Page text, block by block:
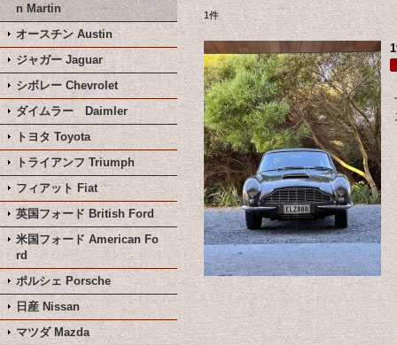
n Martin
オースチン Austin
ジャガー Jaguar
シボレー Chevrolet
ダイムラー Daimler
トヨタ Toyota
トライアンフ Triumph
フィアット Fiat
英国フォード British Ford
米国フォード American Fo
rd
ポルシェ Porsche
日産 Nissan
マツダ Mazda
1件